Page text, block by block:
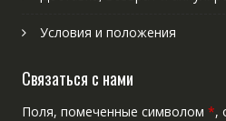
Условия и положения
Связаться с нами
Поля, помеченные символом *,